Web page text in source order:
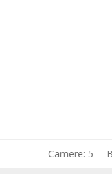
Mq: 775